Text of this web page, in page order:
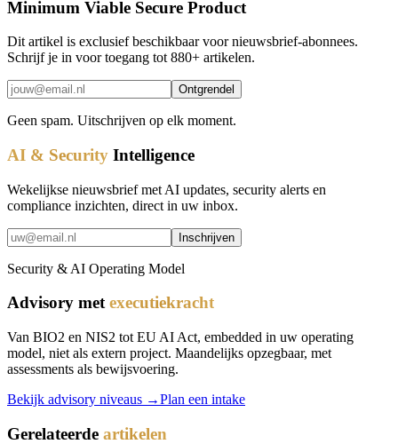
Minimum Viable Secure Product
Dit artikel is exclusief beschikbaar voor nieuwsbrief-abonnees.
Schrijf je in voor toegang tot 880+ artikelen.
Ontgrendel
Geen spam. Uitschrijven op elk moment.
AI & Security Intelligence
Wekelijkse nieuwsbrief met AI updates, security alerts en
compliance inzichten, direct in uw inbox.
Inschrijven
Security & AI Operating Model
Advisory metexecutiekracht
Van BIO2 en NIS2 tot EU AI Act, embedded in uw operating
model, niet als extern project. Maandelijks opzegbaar, met
assessments als bewijsvoering.
Bekijk advisory niveaus →Plan een intake
Gerelateerde artikelen